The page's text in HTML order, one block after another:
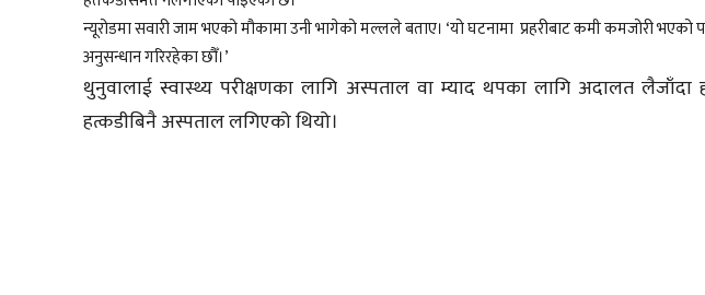
न्यूरोडमा सवारी जाम भएको मौकामा उनी भागेको मल्लले बताए। ‘यो घटनामा प्रहरीबाट कमी कमजोरी
अनुसन्धान गरिरहेका छौँ।’
थुनुवालाई स्वास्थ्य परीक्षणका लागि अस्पताल वा म्याद थपका लागि अदालत लैजाँदा
हत्कडीबिनै अस्पताल लगिएको थियो।